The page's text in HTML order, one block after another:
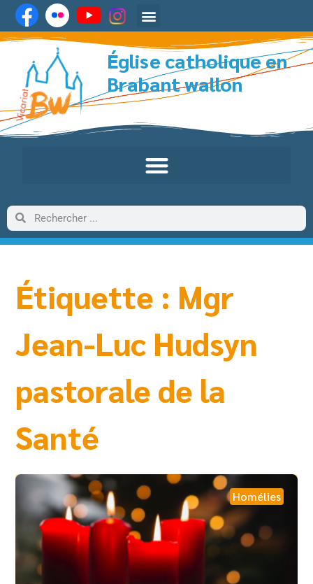
Église catholique en
Brabant wallon
Étiquette : Mgr
Jean-Luc Hudsyn
pastorale de la
Santé
Homélies